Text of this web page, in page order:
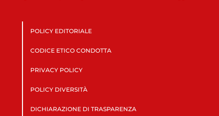
POLICY EDITORIALE
CODICE ETICO CONDOTTA
PRIVACY POLICY
POLICY DIVERSITÀ
DICHIARAZIONE DI TRASPARENZA